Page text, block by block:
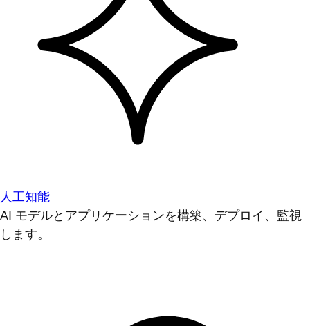
人工知能
AI モデルとアプリケーションを構築、デプロイ、監視
します。